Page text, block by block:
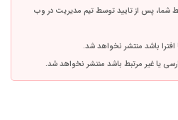
شما، پس از تایید توسط تیم مدیریت در وب
باشد منتشر نخواهد شد.
یا غیر مرتبط باشد منتشر نخواهد شد.